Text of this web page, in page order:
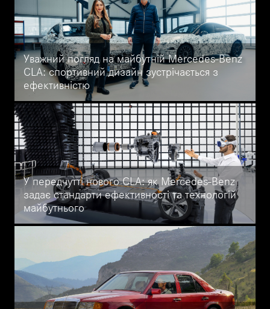
електричного пробігу, інноваційну MBUX-систему та видатний
комфорт. Дізнайтеся про нього на сайті Mercedes-Benz Укравто
на Кільцевій.
Уважний погляд на майбутній Mercedes-Benz
CLA: спортивний дизайн зустрічається з
ефективністю
Дізнайтеся все про новий Mercedes-Benz CLA на сайті
Mercedes-Benz Автоцентр на Кільцевій. Спортивний дизайн,
передові технології та інноваційна ефективність роблять цей
автомобіль новим еталоном у своєму класі.
У передчутті нового CLA: як Mercedes-Benz
задає стандарти ефективності та технологій
майбутнього
Mercedes-Benz впроваджує інновації в електромобілях і
гібридних системах, поєднуючи технології, ефективність і
комфорт. Дізнайтеся більше про архітектуру MMA у новому
CLA, рекордний запас ходу та швидкість заряджання.